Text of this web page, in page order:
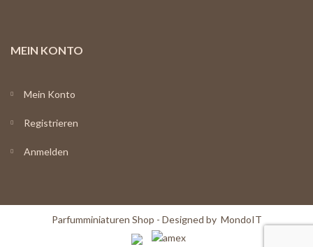
MEIN KONTO
Mein Konto
Registrieren
Anmelden
Parfumminiaturen Shop - Designed by MondoIT